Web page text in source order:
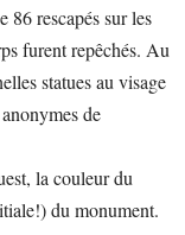
86 rescapés sur les
furent repêchés. Au
statues au visage
de
la couleur du
du monument.